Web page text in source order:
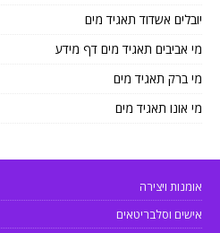
יובלים אשדוד תאגיד מים
מי אביבים תאגיד מים דף מידע
מי ברק תאגיד מים
מי אונו תאגיד מים
אומנות ויצירה
אישים וסלבריטאים